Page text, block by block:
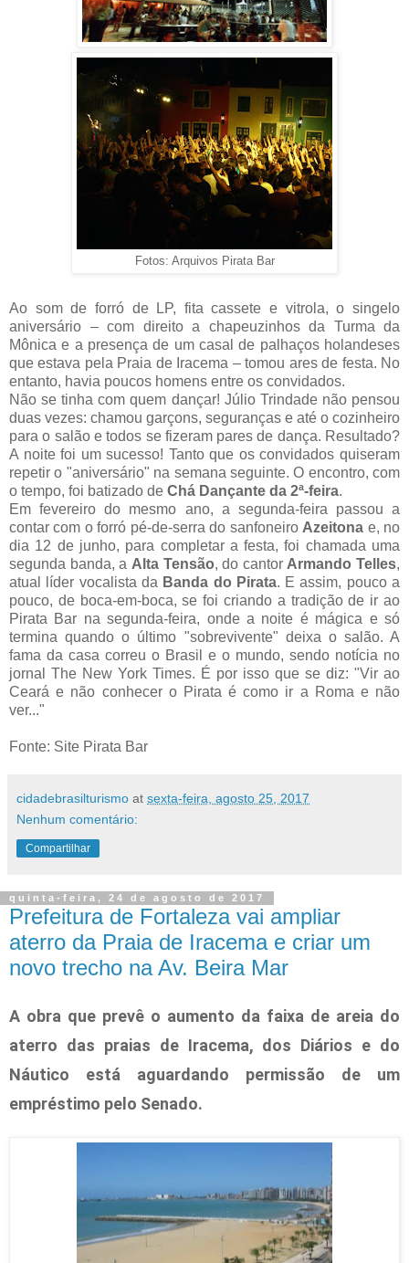
Fotos: Arquivos Pirata Bar
Ao som de forró de LP, fita cassete e vitrola, o singelo
aniversário – com direito a chapeuzinhos da Turma da
Mônica e a presença de um casal de palhaços holandeses
que estava pela Praia de Iracema – tomou ares de festa. No
entanto, havia poucos homens entre os convidados.
Não se tinha com quem dançar! Júlio Trindade não pensou
duas vezes: chamou garçons, seguranças e até o cozinheiro
para o salão e todos se fizeram pares de dança. Resultado?
A noite foi um sucesso! Tanto que os convidados quiseram
repetir o "aniversário" na semana seguinte. O encontro, com
o tempo, foi batizado de Chá Dançante da 2ª-feira.
Em fevereiro do mesmo ano, a segunda-feira passou a
contar com o forró pé-de-serra do sanfoneiro Azeitona e, no
dia 12 de junho, para completar a festa, foi chamada uma
segunda banda, a Alta Tensão, do cantor Armando Telles,
atual líder vocalista da Banda do Pirata. E assim, pouco a
pouco, de boca-em-boca, se foi criando a tradição de ir ao
Pirata Bar na segunda-feira, onde a noite é mágica e só
termina quando o último "sobrevivente" deixa o salão. A
fama da casa correu o Brasil e o mundo, sendo notícia no
jornal The New York Times. É por isso que se diz: "Vir ao
Ceará e não conhecer o Pirata é como ir a Roma e não
ver..."
Fonte: Site Pirata Bar
cidadebrasilturismo at sexta-feira, agosto 25, 2017
Nenhum comentário:
Compartilhar
quinta-feira, 24 de agosto de 2017
Prefeitura de Fortaleza vai ampliar
aterro da Praia de Iracema e criar um
novo trecho na Av. Beira Mar
A obra que prevê o aumento da faixa de areia do
aterro das praias de Iracema, dos Diários e do
Náutico está aguardando permissão de um
empréstimo pelo Senado.